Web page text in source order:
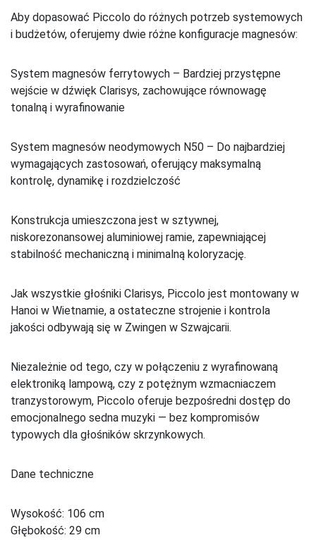
Aby dopasować Piccolo do różnych potrzeb systemowych
i budżetów, oferujemy dwie różne konfiguracje magnesów:
System magnesów ferrytowych – Bardziej przystępne
wejście w dźwięk Clarisys, zachowujące równowagę
tonalną i wyrafinowanie
System magnesów neodymowych N50 – Do najbardziej
wymagających zastosowań, oferujący maksymalną
kontrolę, dynamikę i rozdzielczość
Konstrukcja umieszczona jest w sztywnej,
niskorezonansowej aluminiowej ramie, zapewniającej
stabilność mechaniczną i minimalną koloryzację.
Jak wszystkie głośniki Clarisys, Piccolo jest montowany w
Hanoi w Wietnamie, a ostateczne strojenie i kontrola
jakości odbywają się w Zwingen w Szwajcarii.
Niezależnie od tego, czy w połączeniu z wyrafinowaną
elektroniką lampową, czy z potężnym wzmacniaczem
tranzystorowym, Piccolo oferuje bezpośredni dostęp do
emocjonalnego sedna muzyki — bez kompromisów
typowych dla głośników skrzynkowych.
Dane techniczne
Wysokość: 106 cm
Głębokość: 29 cm